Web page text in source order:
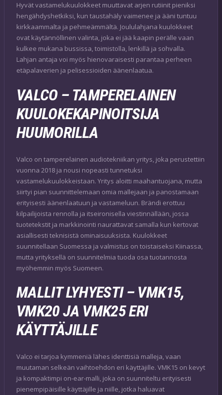
Hyvät vastamelukuulokkeet muuttavat arjen rutiinit pieniksi
hengähdyshetkiksi, kun taustahäly vaimenee ja ääni tuntuu
kirkkaammalta ja pehmeämmältä. Joululahjana kuulokkeet
ovat käytännöllinen valinta, joka ei jää kaapin perälle vaan
kulkee mukana bussissa, toimistolla, lenkillä ja sohvalla.
Lahjan antaja voi myös hienovaraisesti parantaa perheen
etäpalaverien ja pelisessioiden äänenlaatua.
VALCO – TAMPERELAINEN
KUULOKEKAPINOITSIJA
HUUMORILLA
Valco on tamperelainen audiotekniikan yritys, joka perustettiin
vuonna 2018 ja nousi nopeasti tunnetuksi
vastamelukuulokkeistaan. Yritys aloitti maahantuojana, mutta
siirtyi pian suunnittelemaan omia mallejaan ja panostamaan
erityisesti äänenlaatuun ja vastameluun. Brändi erottuu
kilpailijoista rennolla ja itseironisella viestinnällään, jossa
tuotetekstit ja markkinointi naurattavat samalla kun kertovat
asiallisesti teknisistä ominaisuuksista. Kuulokkeet
suunnitellaan Suomessa ja valmistus on toistaiseksi Kiinassa,
mutta yrityksellä on suunnitelmia tuoda osa tuotannosta
myöhemmin myös Suomeen.
MALLIT LYHYESTI – VMK15,
VMK20 JA VMK25 ERI
KÄYTTÄJILLE
Valco ei tarjoa kymmeniä lähes identtisiä malleja, vaan
muutaman selkeän vaihtoehdon eri käyttäjille. VMK15 on kevyt
ja kompaktimpi on-ear-malli, joka on suunniteltu erityisesti
pienempipäisille käyttäjille ja niille, jotka haluavat